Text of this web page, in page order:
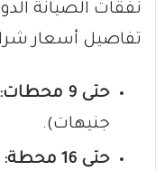
نفقات الصيانة
تفاصيل أسعار
حتى 9 محطات:
جنيهات).
حتى 16 محطة: